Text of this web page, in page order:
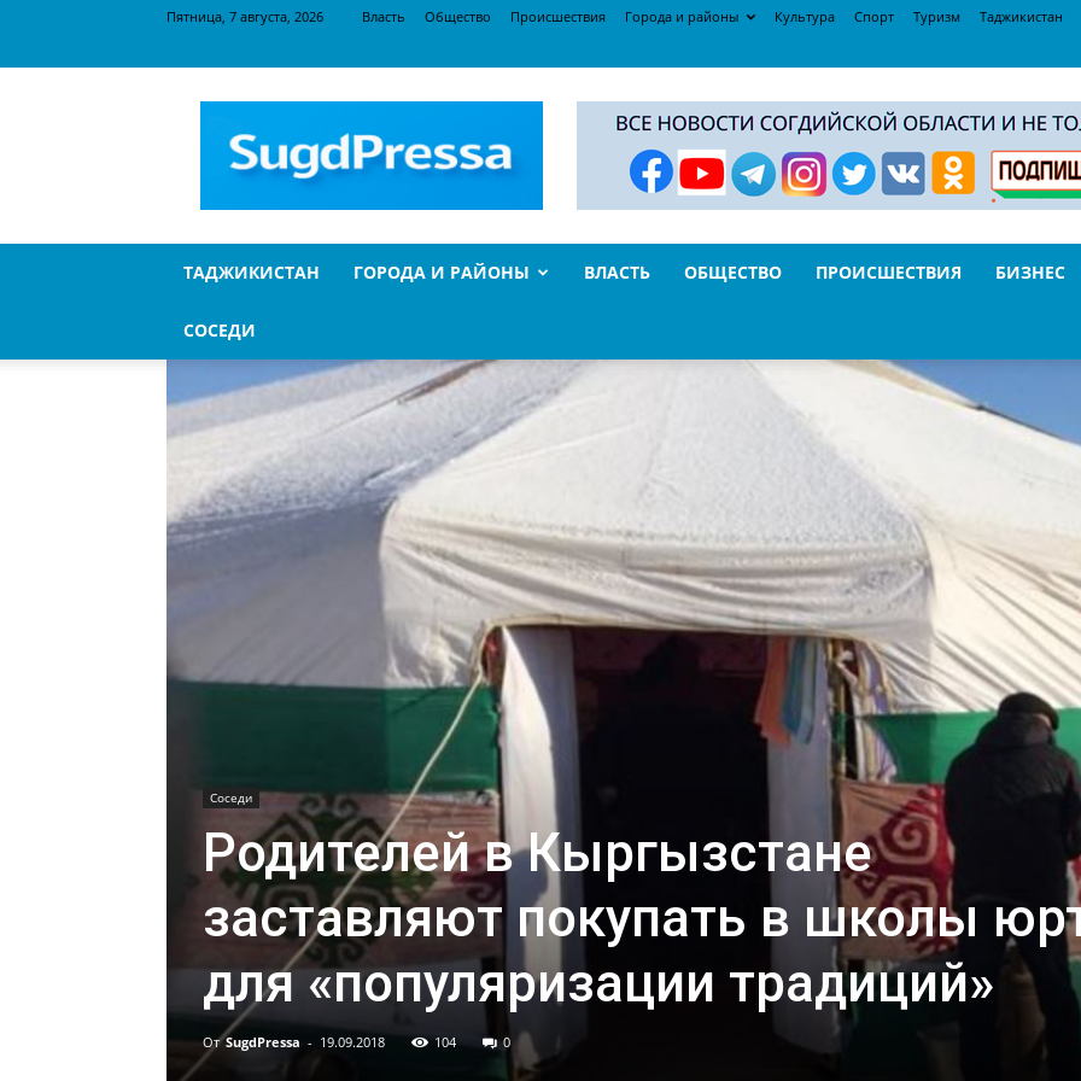
Пятница, 7 августа, 2026 Власть Общество Происшествия Города и районы Культура Спорт Туризм Таджикистан
ТАДЖИКИСТАН ГОРОДА И РАЙОНЫ ВЛАСТЬ ОБЩЕСТВО ПРОИСШЕСТВИЯ БИЗНЕС
СОСЕДИ
Соседи
Родителей в Кыргызстане
заставляют покупать в школы
для «популяризации традиций»
От SugdPressa - 19.09.2018 104 0